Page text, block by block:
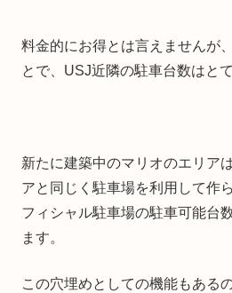
料金的にお得とは言えませんが
とで、USJ近隣の駐車台数はと
新たに建築中のマリオのエリア
アと同じく駐車場を利用して作
フィシャル駐車場の駐車可能台
ます。
この穴埋めとしての機能もある